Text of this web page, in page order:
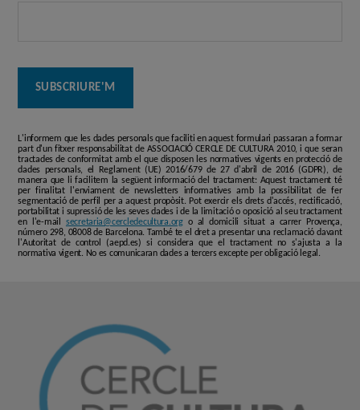
L'informem que les dades personals que faciliti en aquest formulari passaran a formar
part d'un fitxer responsabilitat de ASSOCIACIÓ CERCLE DE CULTURA 2010, i que seran
tractades de conformitat amb el que disposen les normatives vigents en protecció de
dades personals, el Reglament (UE) 2016/679 de 27 d'abril de 2016 (GDPR), de
manera que li facilitem la següent informació del tractament: Aquest tractament té
per finalitat l'enviament de newsletters informatives amb la possibilitat de fer
segmentació de perfil per a aquest propòsit. Pot exercir els drets d'accés, rectificació,
portabilitat i supressió de les seves dades i de la limitació o oposició al seu tractament
en l'e-mail secretaria@cercledecultura.orgo al domicili situat a carrer Provença,
número 298, 08008 de Barcelona. També te el dret a presentar una reclamació davant
l'Autoritat de control (aepd.es) si considera que el tractament no s'ajusta a la
normativa vigent. No es comunicaran dades a tercers excepte per obligació legal.